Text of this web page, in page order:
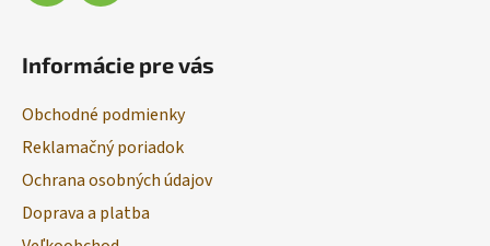
Informácie pre vás
Obchodné podmienky
Reklamačný poriadok
Ochrana osobných údajov
Doprava a platba